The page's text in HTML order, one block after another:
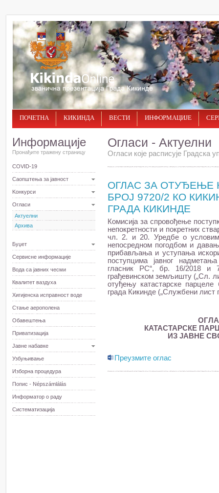
ПОЧЕТНА КИКИНДА ВЕСТИ ИНФОРМАЦИЈЕ
Информације
Пронађите тражену страницу
COVID-19
Саопштења за јавност
Kонкурси
Огласи
Актуелни
Архива
Буџет
Сервисне информације
Вода са јавних чесми
Квалитет ваздуха
Хигијенска исправност воде
Стање аерополена
Обавештења
Приватизација
Јавне набавке
Узбуњивање
Изборна процедура
Попис - Népszámlálás
Информатор о раду
Систематизација
Огласи - Актуелни
Огласи које расписује Градска
ОГЛАС ЗА ОТУЂЕЊЕ
БРОЈ 9720/2 КО
ГРАДА КИКИНДЕ
Комисија за спровођење
непокретности и покретних
чл. 2. и 20. Уредбе о
непосредном погодбом и
прибављања и уступања
поступцима јавног
гласник РС“, бр. 16/2018 и
грађевинском земљишту („Сл.
отуђењу катастарске парцеле
града Кикинде („Службени лист
КАТАСТАРСКЕ
ИЗ ЈАВНЕ
Преузмите оглас